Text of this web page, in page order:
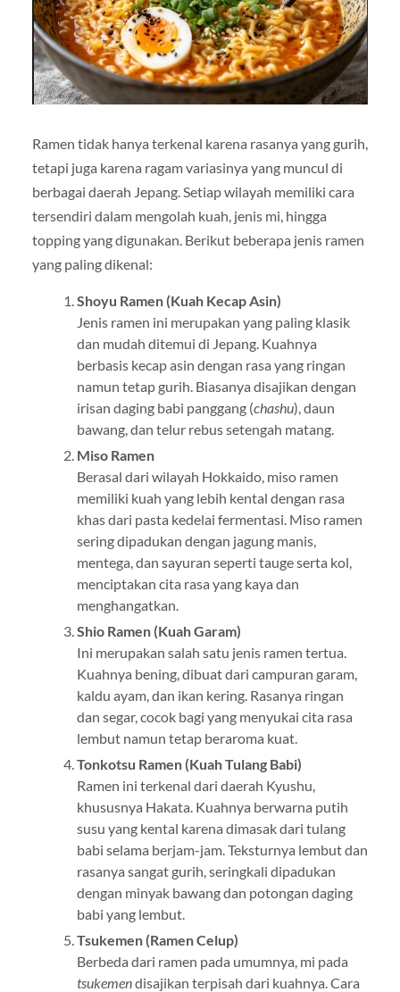
Ramen tidak hanya terkenal karena rasanya yang gurih,
tetapi juga karena ragam variasinya yang muncul di
berbagai daerah Jepang. Setiap wilayah memiliki cara
tersendiri dalam mengolah kuah, jenis mi, hingga
topping yang digunakan. Berikut beberapa jenis ramen
yang paling dikenal:
Shoyu Ramen (Kuah Kecap Asin)
Jenis ramen ini merupakan yang paling klasik
dan mudah ditemui di Jepang. Kuahnya
berbasis kecap asin dengan rasa yang ringan
namun tetap gurih. Biasanya disajikan dengan
irisan daging babi panggang (chashu), daun
bawang, dan telur rebus setengah matang.
Miso Ramen
Berasal dari wilayah Hokkaido, miso ramen
memiliki kuah yang lebih kental dengan rasa
khas dari pasta kedelai fermentasi. Miso ramen
sering dipadukan dengan jagung manis,
mentega, dan sayuran seperti tauge serta kol,
menciptakan cita rasa yang kaya dan
menghangatkan.
Shio Ramen (Kuah Garam)
Ini merupakan salah satu jenis ramen tertua.
Kuahnya bening, dibuat dari campuran garam,
kaldu ayam, dan ikan kering. Rasanya ringan
dan segar, cocok bagi yang menyukai cita rasa
lembut namun tetap beraroma kuat.
Tonkotsu Ramen (Kuah Tulang Babi)
Ramen ini terkenal dari daerah Kyushu,
khususnya Hakata. Kuahnya berwarna putih
susu yang kental karena dimasak dari tulang
babi selama berjam-jam. Teksturnya lembut dan
rasanya sangat gurih, seringkali dipadukan
dengan minyak bawang dan potongan daging
babi yang lembut.
Tsukemen (Ramen Celup)
Berbeda dari ramen pada umumnya, mi pada
tsukemendisajikan terpisah dari kuahnya. Cara